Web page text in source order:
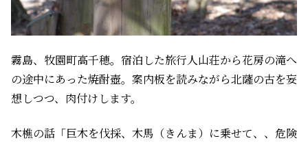
霧島、牧園町高千穂。宿泊した旅行人山荘から花房の滝へ
の途中にあった焼酎壺。案内板を読みながら北薩の古を妄
想しつつ、肉付けします。
木樵の話「巨木を伐採、木馬（きんま）に乗せて、、危険